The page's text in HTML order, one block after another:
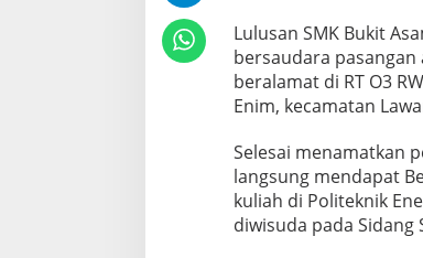
Lulusan SMK Bukit
bersaudara
beralamat di RT O3
Enim, kecamatan
Selesai menamatkan
langsung mendapat
kuliah di Politeknik
diwisuda pada Sidang